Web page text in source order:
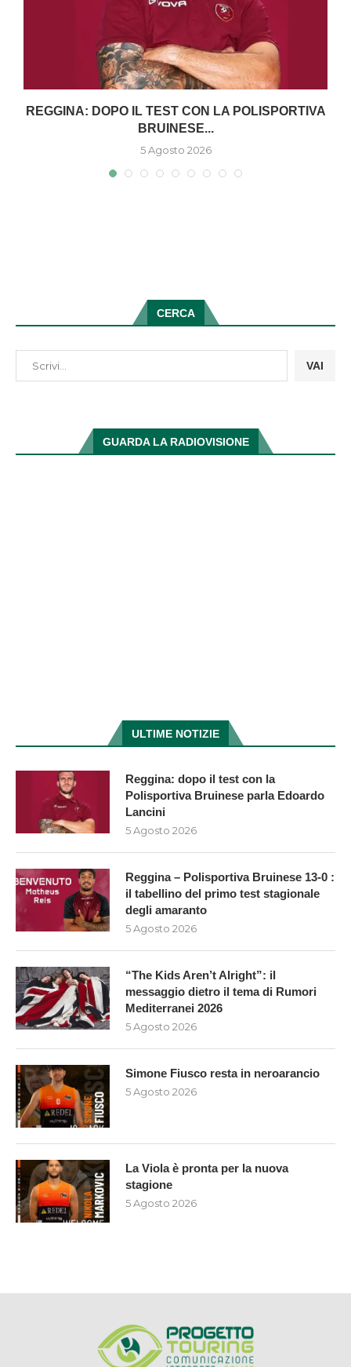
REGGINA: DOPO IL TEST CON LA POLISPORTIVA
BRUINESE...
5 Agosto 2026
CERCA
VAI
GUARDA LA RADIOVISIONE
ULTIME NOTIZIE
Reggina: dopo il test con la
Polisportiva Bruinese parla Edoardo
Lancini
5 Agosto 2026
Reggina – Polisportiva Bruinese 13-0 :
il tabellino del primo test stagionale
degli amaranto
5 Agosto 2026
“The Kids Aren’t Alright”: il
messaggio dietro il tema di Rumori
Mediterranei 2026
5 Agosto 2026
Simone Fiusco resta in neroarancio
5 Agosto 2026
La Viola è pronta per la nuova
stagione
5 Agosto 2026